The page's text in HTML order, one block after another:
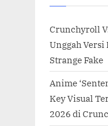
Crunchyroll
Unggah
Strange Fake
Anime
Key Visual
2026 di